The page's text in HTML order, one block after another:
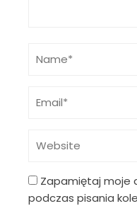
Zapamiętaj moje
podczas pisania